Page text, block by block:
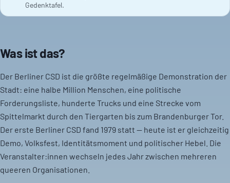
Gedenktafel.
Was ist das?
Der Berliner CSD ist die größte regelmäßige Demonstration der
Stadt: eine halbe Million Menschen, eine politische
Forderungsliste, hunderte Trucks und eine Strecke vom
Spittelmarkt durch den Tiergarten bis zum Brandenburger Tor.
Der erste Berliner CSD fand 1979 statt — heute ist er gleichzeitig
Demo, Volksfest, Identitätsmoment und politischer Hebel. Die
Veranstalter:innen wechseln jedes Jahr zwischen mehreren
queeren Organisationen.